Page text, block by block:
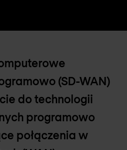
(SD-WAN)
do technologii
programowo
połączenia w